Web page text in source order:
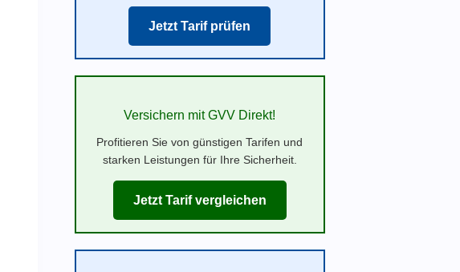
Jetzt Tarif prüfen
Versichern mit GVV Direkt!
Profitieren Sie von günstigen Tarifen und
starken Leistungen für Ihre Sicherheit.
Jetzt Tarif vergleichen